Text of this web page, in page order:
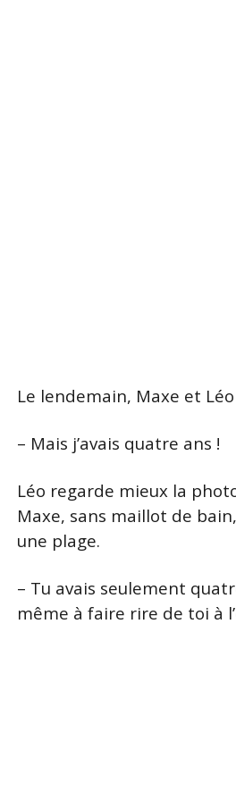
Le lendemain, Maxe et
– Mais j’avais quatre ans !
Léo regarde mieux la
Maxe, sans maillot de
une plage.
– Tu avais seulement
même à faire rire de toi à